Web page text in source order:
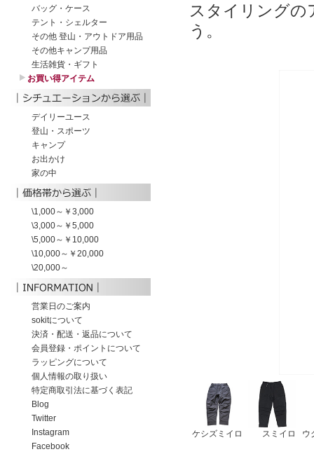
スタイリング
う。
ケシズミイロ スミイロ ウ